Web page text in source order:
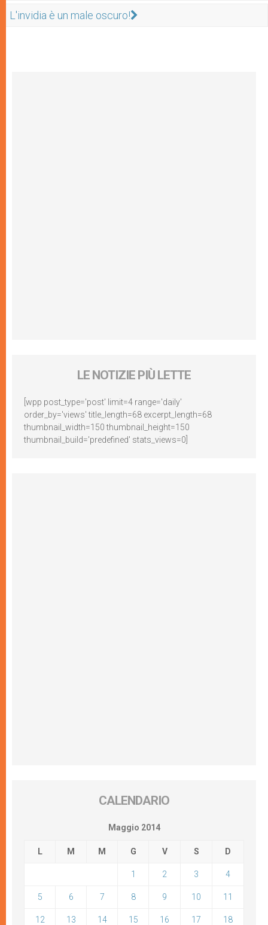
L'invidia è un male oscuro!
LE NOTIZIE PIÙ LETTE
[wpp post_type='post' limit=4 range='daily'
order_by='views' title_length=68 excerpt_length=68
thumbnail_width=150 thumbnail_height=150
thumbnail_build='predefined' stats_views=0]
CALENDARIO
Maggio 2014
L M M G V S D
1 2 3 4
5 6 7 8 9 10 11
12 13 14 15 16 17 18